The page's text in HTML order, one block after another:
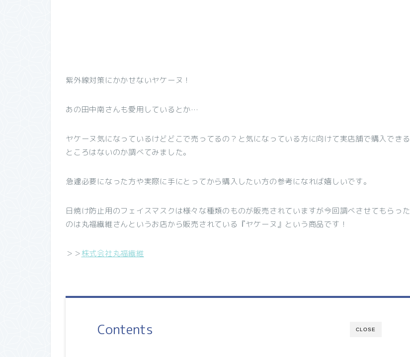
紫外線対策にかかせないヤケーヌ！
あの田中南さんも愛用しているとか…
ヤケーヌ気になっているけどどこで売ってるの？と気になっている方に向けて実店舗で購入できる
ところはないのか調べてみました。
急遽必要になった方や実際に手にとってから購入したい方の参考になれば嬉しいです。
日焼け防止用のフェイスマスクは様々な種類のものが販売されていますが今回調べさせてもらった
のは丸福繊維さんというお店から販売されている『ヤケーヌ』という商品です！
＞＞株式会社丸福繊維
CLOSE
Contents